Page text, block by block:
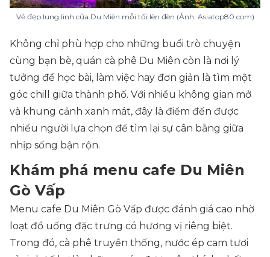
Vẻ đẹp lung linh của Du Miên mỗi tối lên đèn (Ảnh: Asiatop80.com)
Không chỉ phù hợp cho những buổi trò chuyện
cùng bạn bè, quán cà phê Du Miên còn là nơi lý
tưởng để học bài, làm việc hay đơn giản là tìm một
góc chill giữa thành phố. Với nhiều không gian mở
và khung cảnh xanh mát, đây là điểm đến được
nhiều người lựa chọn để tìm lại sự cân bằng giữa
nhịp sống bận rộn.
Khám phá menu cafe Du Miên
Gò Vấp
Menu cafe Du Miên Gò Vấp được đánh giá cao nhờ
loạt đồ uống đặc trưng có hương vị riêng biệt.
Trong đó, cà phê truyền thống, nước ép cam tươi